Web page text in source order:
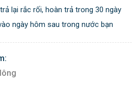
lại rắc rối, hoàn trả trong 30 ngày
ngày hôm sau trong nước bạn